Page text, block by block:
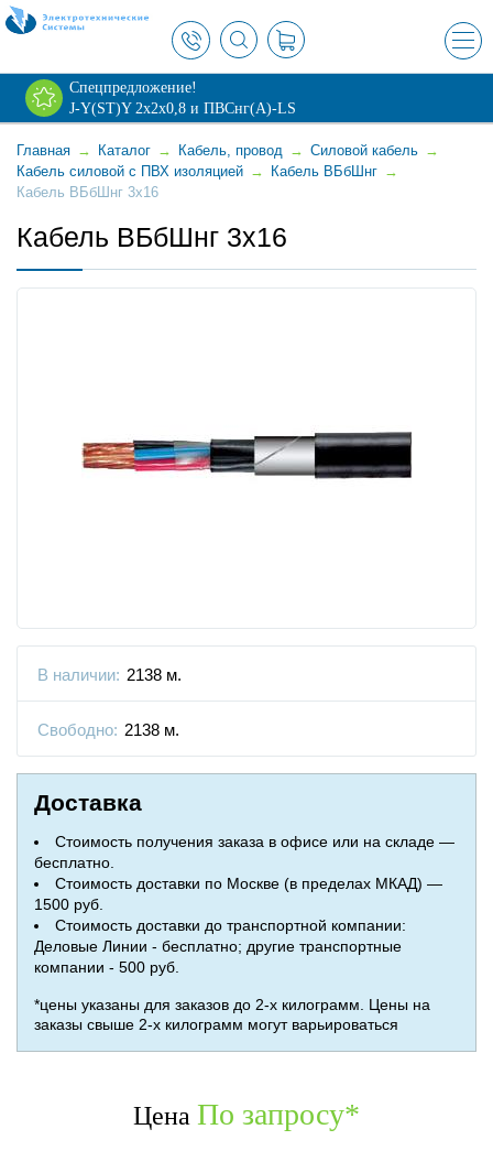
×
Спецпредложение!
J-Y(ST)Y 2х2х0,8 и ПВСнг(А)-LS
Главная → Каталог → Кабель, провод → Силовой кабель →
Кабель силовой с ПВХ изоляцией → Кабель ВБбШнг →
Кабель ВБбШнг 3x16
Кабель ВБбШнг 3x16
В наличии: 2138 м.
Свободно: 2138 м.
Доставка
Стоимость получения заказа в офисе или на складе —
бесплатно.
Стоимость доставки по Москве (в пределах МКАД) —
1500 руб.
Стоимость доставки до транспортной компании:
Деловые Линии - бесплатно; другие транспортные
компании - 500 руб.
*цены указаны для заказов до 2-х килограмм. Цены на
заказы свыше 2-х килограмм могут варьироваться
Цена По запросу*